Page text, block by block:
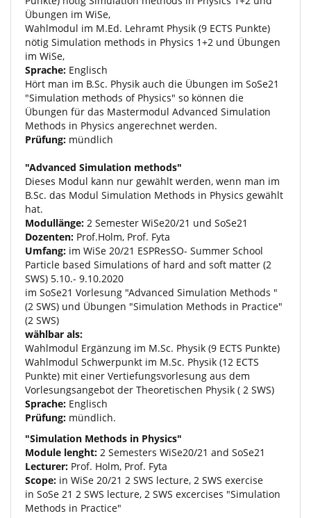
Übungen im WiSe,
Wahlmodul im M.Ed. Lehramt Physik (9 ECTS Punkte)
nötig Simulation methods in Physics 1+2 und Übungen
im WiSe,
Sprache: Englisch
Hört man im B.Sc. Physik auch die Übungen im SoSe21
"Simulation methods of Physics" so können die
Übungen für das Mastermodul Advanced Simulation
Methods in Physics angerechnet werden.
Prüfung: mündlich
"Advanced Simulation methods"
Dieses Modul kann nur gewählt werden, wenn man im
B.Sc. das Modul Simulation Methods in Physics gewählt
hat.
Modullänge: 2 Semester WiSe20/21 und SoSe21
Dozenten: Prof.Holm, Prof. Fyta
Umfang: im WiSe 20/21 ESPResSO- Summer School
Particle based Simulations of hard and soft matter (2
SWS) 5.10.- 9.10.2020
im SoSe21 Vorlesung "Advanced Simulation Methods "
(2 SWS) und Übungen "Simulation Methods in Practice"
(2 SWS)
wählbar als:
Wahlmodul Ergänzung im M.Sc. Physik (9 ECTS Punkte)
Wahlmodul Schwerpunkt im M.Sc. Physik (12 ECTS
Punkte) mit einer Vertiefungsvorlesung aus dem
Vorlesungsangebot der Theoretischen Physik ( 2 SWS)
Sprache: Englisch
Prüfung: mündlich.
"Simulation Methods in Physics"
Module lenght: 2 Semesters WiSe20/21 and SoSe21
Lecturer: Prof. Holm, Prof. Fyta
Scope: in WiSe 20/21 2 SWS lecture, 2 SWS exercise
in SoSe 21 2 SWS lecture, 2 SWS excercises "Simulation
Methods in Practice"